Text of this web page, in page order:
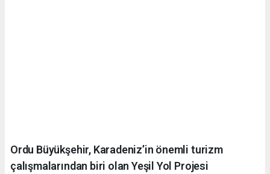
Ordu Büyükşehir, Karadeniz’in önemli turizm
çalışmalarından biri olan Yeşil Yol Projesi